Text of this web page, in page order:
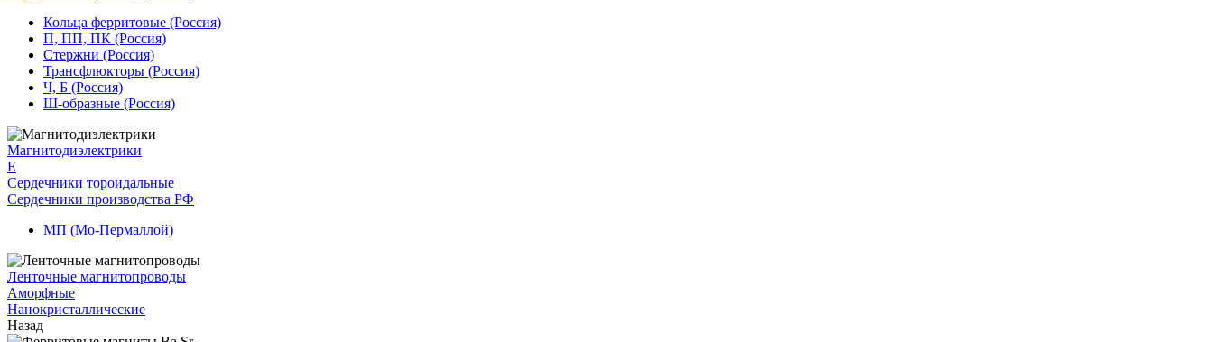
Кольца ферритовые (Россия)
П, ПП, ПК (Россия)
Стержни (Россия)
Трансфлюкторы (Россия)
Ч, Б (Россия)
Ш-образные (Россия)
Магнитодиэлектрики
E
Сердечники тороидальные
Сердечники производства РФ
МП (Мо-Пермаллой)
Ленточные магнитопроводы
Аморфные
Нанокристаллические
Назад